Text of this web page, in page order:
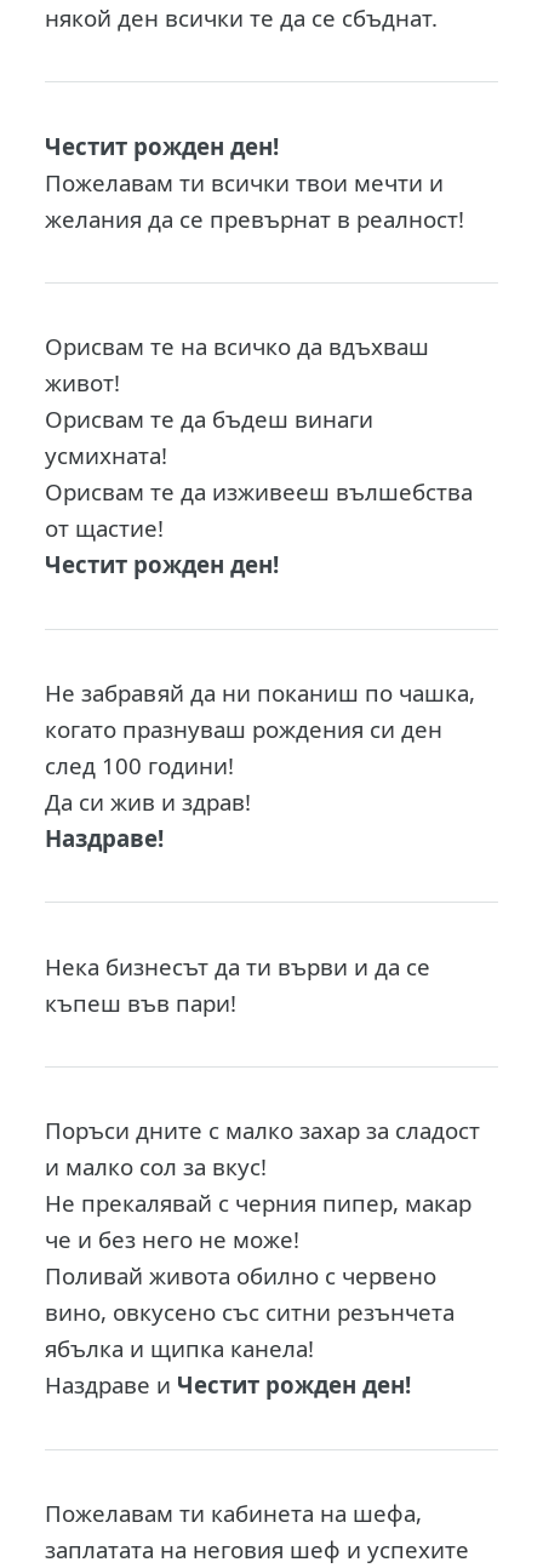
някой ден всички те да се сбъднат.
Честит рожден ден!
Пожелавам ти всички твои мечти и
желания да се превърнат в реалност!
Орисвам те на всичко да вдъхваш
живот!
Орисвам те да бъдеш винаги
усмихната!
Орисвам те да изживееш вълшебства
от щастие!
Честит рожден ден!
Не забравяй да ни поканиш по чашка,
когато празнуваш рождения си ден
след 100 години!
Да си жив и здрав!
Наздраве!
Нека бизнесът да ти върви и да се
къпеш във пари!
Поръси дните с малко захар за сладост
и малко сол за вкус!
Не прекалявай с черния пипер, макар
че и без него не може!
Поливай живота обилно с червено
вино, овкусено със ситни резънчета
ябълка и щипка канела!
Наздраве и Честит рожден ден!
Пожелавам ти кабинета на шефа,
заплатата на неговия шеф и успехите